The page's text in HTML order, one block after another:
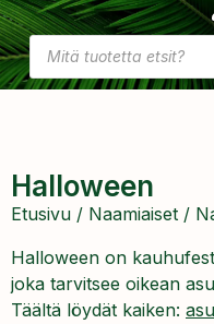
Halloween
Etusivu / Naamiaiset /
Halloween on
joka tarvitsee oikean
Täältä löydät kaiken: